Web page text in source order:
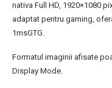
nativa Full HD, 1920×1080
adaptat pentru gaming,
1msGTG.
Formatul imaginii afisate
Display Mode.